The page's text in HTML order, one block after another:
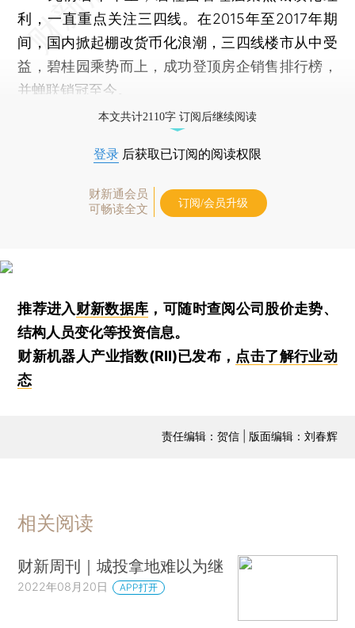
利，一直重点关注三四线。在2015年至2017年期
间，国内掀起棚改货币化浪潮，三四线楼市从中受
益，碧桂园乘势而上，成功登顶房企销售排行榜，
并蝉联销冠至今。
本文共计2110字 订阅后继续阅读
登录 后获取已订阅的阅读权限
财新通会员
可畅读全文
订阅/会员升级
推荐进入财新数据库 ，可随时查阅公司股价走势、
结构人员变化等投资信息。
财新机器人产业指数(RII)已发布， 点击了解行业动
态
责任编辑：贺信 | 版面编辑：刘春辉
相关阅读
财新周刊｜城投拿地难以为继
2022年08月20日 APP打开